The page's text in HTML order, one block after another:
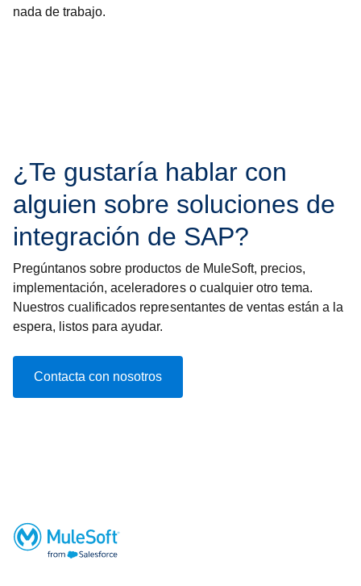
nada de trabajo.
¿Te gustaría hablar con
alguien sobre soluciones de
integración de SAP?
Pregúntanos sobre productos de MuleSoft, precios,
implementación, aceleradores o cualquier otro tema.
Nuestros cualificados representantes de ventas están a la
espera, listos para ayudar.
Contacta con nosotros